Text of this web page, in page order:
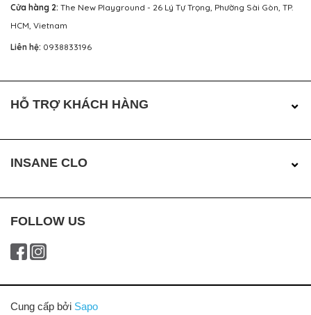
Cửa hàng 2: The New Playground - 26 Lý Tự Trọng, Phường Sài Gòn, TP.
HCM, Vietnam
Liên hệ: 0938833196
HỖ TRỢ KHÁCH HÀNG
INSANE CLO
FOLLOW US
Cung cấp bởi Sapo